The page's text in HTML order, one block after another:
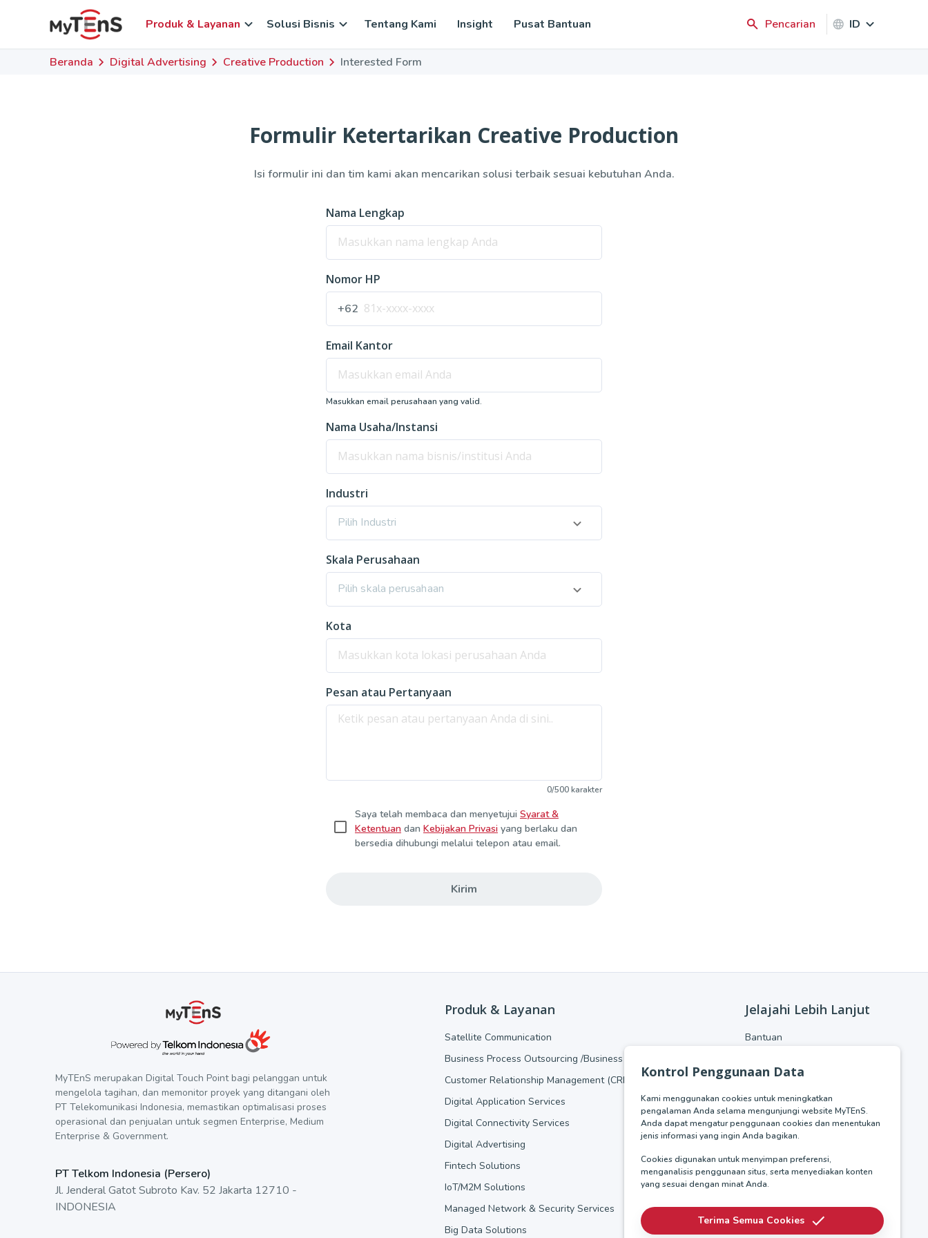
Produk & Layanan Solusi Bisnis Tentang Kami Insight Pusat Bantuan Pencarian ID
Beranda Digital Advertising Creative Production Interested Form
Formulir Ketertarikan Creative Production
Isi formulir ini dan tim kami akan mencarikan solusi terbaik sesuai kebutuhan Anda.
Nama Lengkap
Nomor HP
+62
Email Kantor
Masukkan email perusahaan yang valid.
Nama Usaha/Instansi
Industri
Pilih Industri
Skala Perusahaan
Pilih skala perusahaan
Kota
Pesan atau Pertanyaan
0/500karakter
Saya telah membaca dan menyetujui Syarat &
Ketentuan dan Kebijakan Privasi yang berlaku dan
bersedia dihubungi melalui telepon atau email.
Kirim
MyTEnS merupakan Digital Touch Point bagi pelanggan untuk
mengelola tagihan, dan memonitor proyek yang ditangani oleh
PT Telekomunikasi Indonesia, memastikan optimalisasi proses
operasional dan penjualan untuk segmen Enterprise, Medium
Enterprise & Government.
PT Telkom Indonesia (Persero)
Jl. Jenderal Gatot Subroto Kav. 52 Jakarta 12710 -
INDONESIA
Produk & Layanan
Satellite Communication
Business Process Outsourcing /Business Process Management
Customer Relationship Management (CRM)
Digital Application Services
Digital Connectivity Services
Digital Advertising
Fintech Solutions
IoT/M2M Solutions
Managed Network & Security Services
Big Data Solutions
Jelajahi Lebih Lanjut
Bantuan
Tentang Kami
Kebijakan Privasi
Syarat & Ketentuan
Kontrol Penggunaan Data
Kami menggunakan cookies untuk meningkatkan
pengalaman Anda selama mengunjungi website MyTEnS.
Anda dapat mengatur penggunaan cookies dan menentukan
jenis informasi yang ingin Anda bagikan.
Cookies digunakan untuk menyimpan preferensi,
menganalisis penggunaan situs, serta menyediakan konten
yang sesuai dengan minat Anda.
Terima Semua Cookies